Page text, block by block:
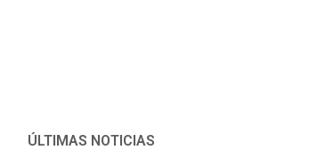
ÚLTIMAS NOTICIAS